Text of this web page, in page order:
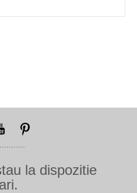
YouTube
la dispozitie